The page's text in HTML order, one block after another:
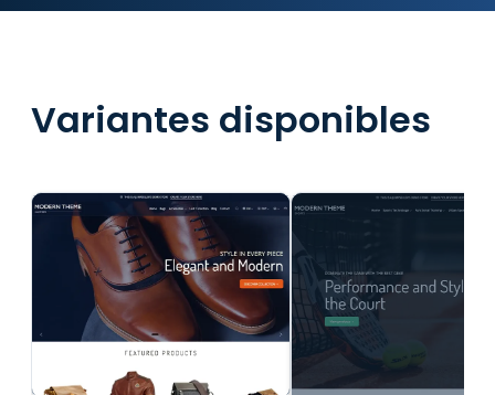
Variantes disponibles